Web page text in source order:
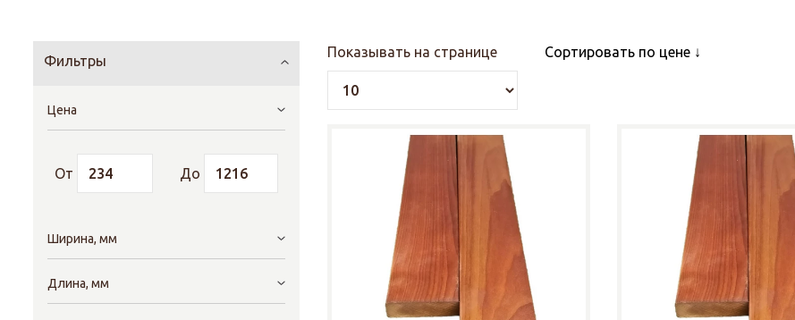
Фильтры
Цена
От До
Ширина, мм
Длина, мм
Показывать на странице Сортировать по цене